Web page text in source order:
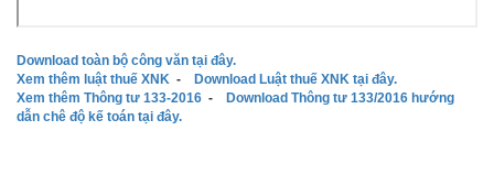
Download toàn bộ công văn tại đây.
Xem thêm luật thuế XNK -
Download Luật thuế XNK tại đây.
Xem thêm Thông tư 133-2016 -
Download Thông tư 133/2016 hướng
dẫn chê độ kế toán tại đây.